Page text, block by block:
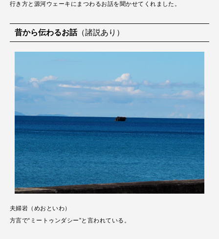
行き方と源河ウェーキにまつわるお話を聞かせてくれました。
昔から伝わるお話（諸説あり）
夫婦岩（めおといわ）
方言で“ミートゥンダシー”と言われている。